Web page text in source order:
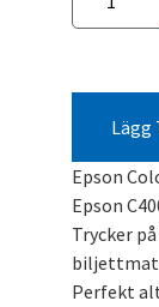
Epson
Epson
Trycker
Perfekt